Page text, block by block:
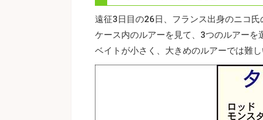
遠征3日目の26日、フランス出身のニコ
ケース内のルアーを見て、3つのルアー
ベイトが小さく、大きめのルアーでは難し